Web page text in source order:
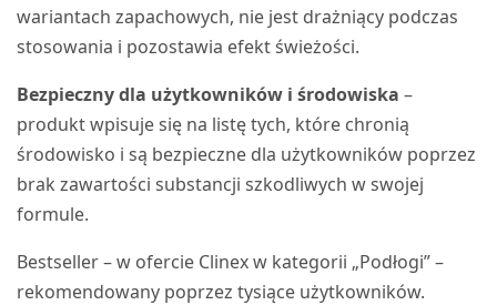
wariantach zapachowych, nie jest drażniący podczas
stosowania i pozostawia efekt świeżości.
Bezpieczny dla użytkowników i środowiska –
produkt wpisuje się na listę tych, które chronią
środowisko i są bezpieczne dla użytkowników poprzez
brak zawartości substancji szkodliwych w swojej
formule.
Bestseller – w ofercie Clinex w kategorii „Podłogi” –
rekomendowany poprzez tysiące użytkowników.